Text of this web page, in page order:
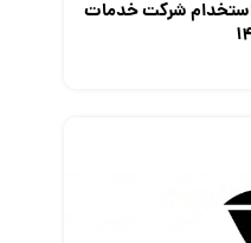
شرکت خدمات